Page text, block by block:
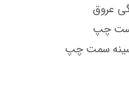
عروق
چپ
سمت چپ